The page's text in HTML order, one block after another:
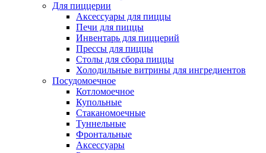
Для пиццерии
Аксессуары для пиццы
Печи для пиццы
Инвентарь для пиццерий
Прессы для пиццы
Столы для сбора пиццы
Холодильные витрины для ингредиентов
Посудомоечное
Котломоечное
Купольные
Стаканомоечные
Туннельные
Фронтальные
Аксессуары